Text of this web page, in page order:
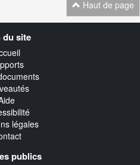
Haut de page
du site
légales
publics